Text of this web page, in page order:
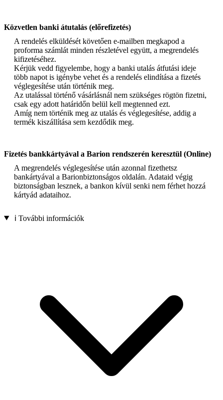
Közvetlen banki átutalás (előrefizetés)
A rendelés elküldését követően e-mailben megkapod a
proforma számlát minden részletével együtt, a megrendelés
kifizetéséhez.
Kérjük vedd figyelembe, hogy a banki utalás átfutási ideje
több napot is igénybe vehet és a rendelés elindítása a fizetés
véglegesítése után történik meg.
Az utalással történő vásárlásnál nem szükséges rögtön fizetni,
csak egy adott határidőn belül kell megtenned ezt.
Amíg nem történik meg az utalás és véglegesítése, addig a
termék kiszállítása sem kezdődik meg.
Fizetés bankkártyával a Barion rendszerén keresztül (Online)
A megrendelés véglegesítése után azonnal fizethetsz
bankártyával a Barionbiztonságos oldalán. Adataid végig
biztonságban lesznek, a bankon kívül senki nem férhet hozzá
kártyád adataihoz.
ℹ️ További információk